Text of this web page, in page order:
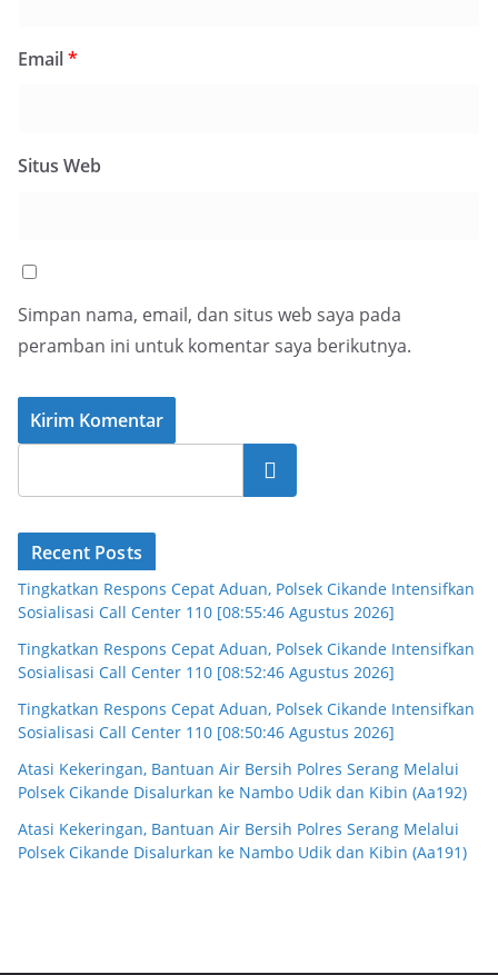
Email*
Situs Web
Simpan nama, email, dan situs web saya pada
peramban ini untuk komentar saya berikutnya.
Cari
Recent Posts
Tingkatkan Respons Cepat Aduan, Polsek Cikande Intensifkan
Sosialisasi Call Center 110 [08:55:46 Agustus 2026]
Tingkatkan Respons Cepat Aduan, Polsek Cikande Intensifkan
Sosialisasi Call Center 110 [08:52:46 Agustus 2026]
Tingkatkan Respons Cepat Aduan, Polsek Cikande Intensifkan
Sosialisasi Call Center 110 [08:50:46 Agustus 2026]
Atasi Kekeringan, Bantuan Air Bersih Polres Serang Melalui
Polsek Cikande Disalurkan ke Nambo Udik dan Kibin (Aa192)
Atasi Kekeringan, Bantuan Air Bersih Polres Serang Melalui
Polsek Cikande Disalurkan ke Nambo Udik dan Kibin (Aa191)